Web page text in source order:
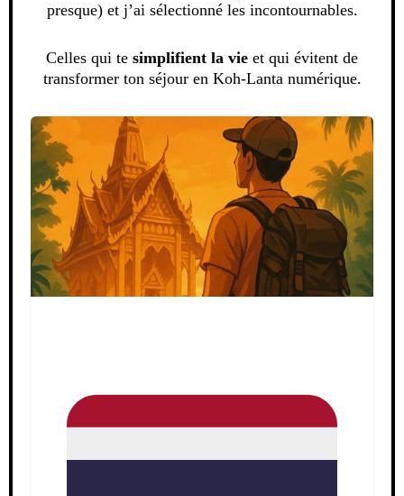
presque) et j’ai sélectionné les incontournables.
Celles qui te simplifient la vie et qui évitent de
transformer ton séjour en Koh-Lanta numérique.